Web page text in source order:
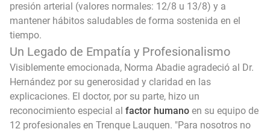
presión arterial (valores normales: 12/8 u 13/8) y a
mantener hábitos saludables de forma sostenida en el
tiempo.
Un Legado de Empatía y Profesionalismo
Visiblemente emocionada, Norma Abadie agradeció al Dr.
Hernández por su generosidad y claridad en las
explicaciones. El doctor, por su parte, hizo un
reconocimiento especial al factor humano en su equipo de
12 profesionales en Trenque Lauquen. "Para nosotros no